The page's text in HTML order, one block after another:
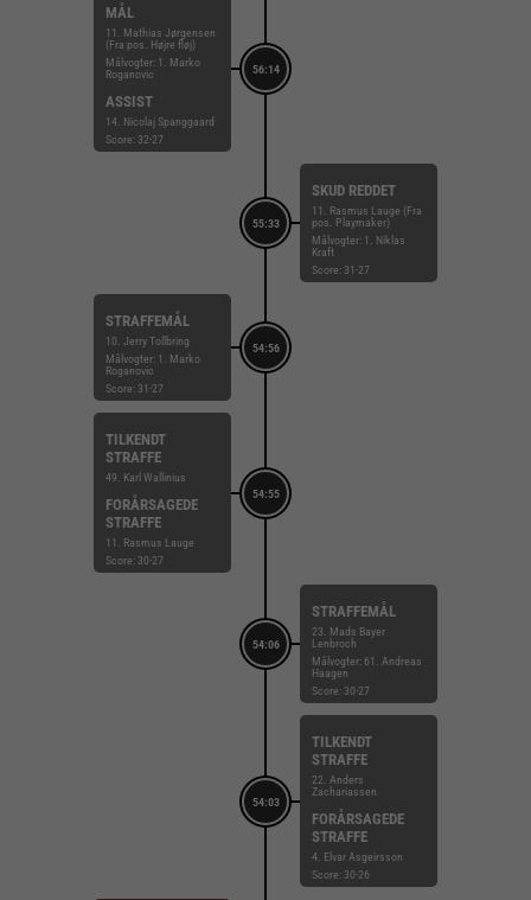
56:14
MÅL
11. Mathias Jørgensen
(Fra pos. Højre fløj)
Målvogter: 1. Marko
Roganovic
ASSIST
14. Nicolaj Spanggaard
Score: 32-27
55:33
SKUD REDDET
11. Rasmus Lauge (Fra
pos. Playmaker)
Målvogter: 1. Niklas
Kraft
Score: 31-27
54:56
STRAFFEMÅL
10. Jerry Tollbring
Målvogter: 1. Marko
Roganovic
Score: 31-27
54:55
TILKENDT
STRAFFE
49. Karl Wallinius
FORÅRSAGEDE
STRAFFE
11. Rasmus Lauge
Score: 30-27
54:06
STRAFFEMÅL
23. Mads Bayer
Lenbroch
Målvogter: 61. Andreas
Haagen
Score: 30-27
54:03
TILKENDT
STRAFFE
22. Anders
Zachariassen
FORÅRSAGEDE
STRAFFE
4. Elvar Asgeirsson
Score: 30-26